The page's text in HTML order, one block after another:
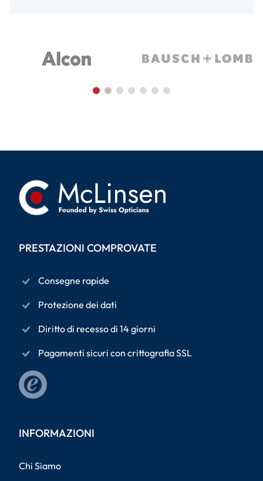
PRESTAZIONI COMPROVATE
Consegne rapide
Protezione dei dati
Diritto di recesso di 14 giorni
Pagamenti sicuri con crittografia SSL
INFORMAZIONI
Chi Siamo